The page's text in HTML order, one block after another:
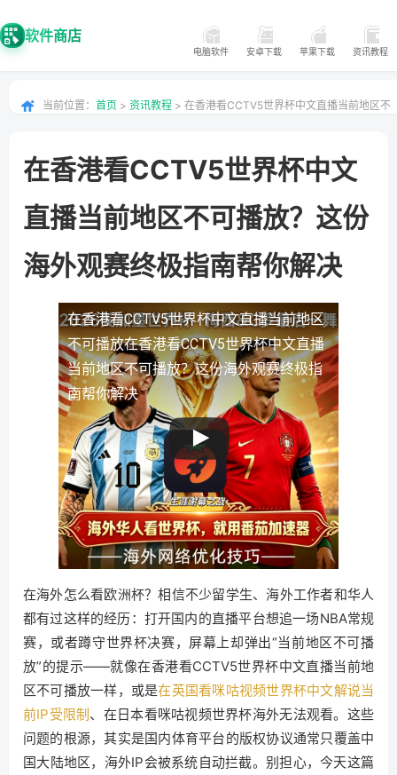
软件商店
电脑软件 安卓下载 苹果下载 资讯教程
当前位置： 首页 > 资讯教程 > 在香港看CCTV5世界杯中文直播当前地区不
在香港看CCTV5世界杯中文
直播当前地区不可播放？这份
海外观赛终极指南帮你解决
在香港看CCTV5世界杯中文直播当前地区
不可播放在香港看CCTV5世界杯中文直播
当前地区不可播放？这份海外观赛终极指
南帮你解决
在海外怎么看欧洲杯？相信不少留学生、海外工作者和华人
都有过这样的经历：打开国内的直播平台想追一场NBA常规
赛，或者蹲守世界杯决赛，屏幕上却弹出“当前地区不可播
放”的提示——就像在香港看CCTV5世界杯中文直播当前地
区不可播放一样，或是在英国看咪咕视频世界杯中文解说当
前IP受限制、在日本看咪咕视频世界杯海外无法观看。这些
问题的根源，其实是国内体育平台的版权协议通常只覆盖中
国大陆地区，海外IP会被系统自动拦截。别担心，今天这篇